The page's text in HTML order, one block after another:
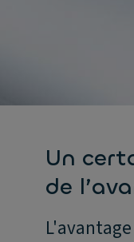
Un
de